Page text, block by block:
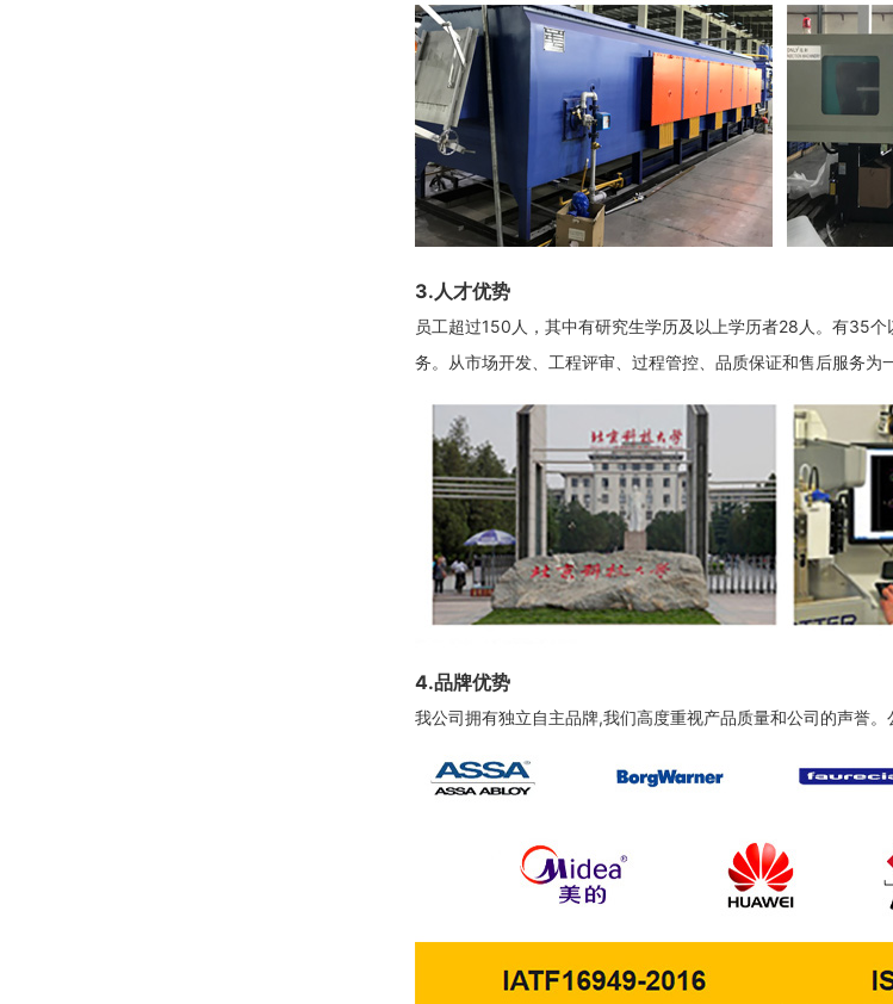
3.人才优势
员工超过150人，其中有研究生学历及以上学历者28人。有35
务。从市场开发、工程评审、过程管控、品质保证和售后服务为
4.品牌优势
我公司拥有独立自主品牌,我们高度重视产品质量和公司的声誉。